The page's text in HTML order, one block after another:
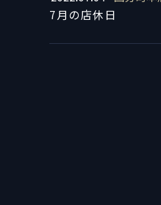
7月の店休日